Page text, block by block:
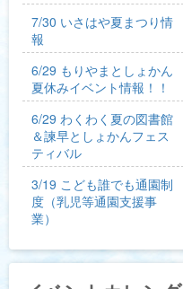
7/30 いさはや夏まつり情
報
6/29 もりやまとしょかん
夏休みイベント情報！！
6/29 わくわく夏の図書館
＆諫早としょかんフェス
ティバル
3/19 こども誰でも通園制
度（乳児等通園支援事
業）